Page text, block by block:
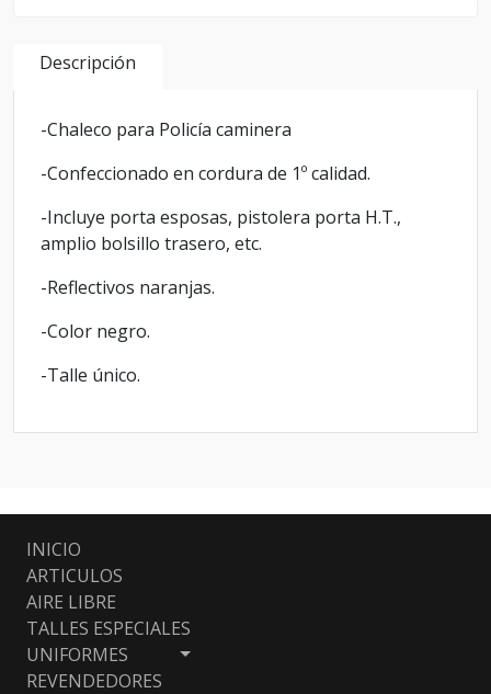
Descripción
-Chaleco para Policía caminera
-Confeccionado en cordura de 1º calidad.
-Incluye porta esposas, pistolera porta H.T.,
amplio bolsillo trasero, etc.
-Reflectivos naranjas.
-Color negro.
-Talle único.
INICIO
ARTICULOS
AIRE LIBRE
TALLES ESPECIALES
UNIFORMES
REVENDEDORES